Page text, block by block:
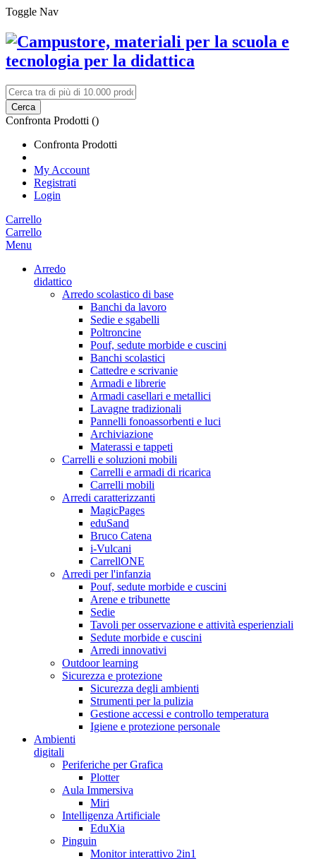
Toggle Nav
Cerca
Confronta Prodotti ()
Confronta Prodotti
My Account
Registrati
Login
Carrello
Carrello
Menu
Arredo
didattico
Arredo scolastico di base
Banchi da lavoro
Sedie e sgabelli
Poltroncine
Pouf, sedute morbide e cuscini
Banchi scolastici
Cattedre e scrivanie
Armadi e librerie
Armadi casellari e metallici
Lavagne tradizionali
Pannelli fonoassorbenti e luci
Archiviazione
Materassi e tappeti
Carrelli e soluzioni mobili
Carrelli e armadi di ricarica
Carrelli mobili
Arredi caratterizzanti
MagicPages
eduSand
Bruco Catena
i-Vulcani
CarrellONE
Arredi per l'infanzia
Pouf, sedute morbide e cuscini
Arene e tribunette
Sedie
Tavoli per osservazione e attività esperienziali
Sedute morbide e cuscini
Arredi innovativi
Outdoor learning
Sicurezza e protezione
Sicurezza degli ambienti
Strumenti per la pulizia
Gestione accessi e controllo temperatura
Igiene e protezione personale
Ambienti
digitali
Periferiche per Grafica
Plotter
Aula Immersiva
Miri
Intelligenza Artificiale
EduXia
Pinguin
Monitor interattivo 2in1